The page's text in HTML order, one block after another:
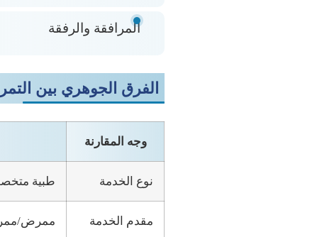
المرافقة والرفقة
الفرق الجوهري بين
وجه المقارنة
نوع الخدمة طبية
مقدم الخدمة ممرض/